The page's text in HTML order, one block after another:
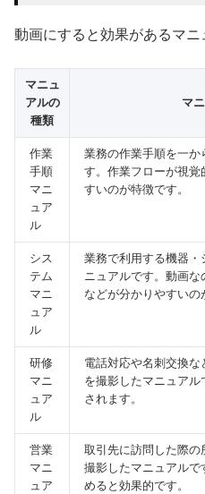
動画にすると効果があるマニ
マニュ
アルの
種類
マ
作業
手順
マニ
ュア
ル
業務の作業手順を一
す。作業フローが視
すいのが特徴です。
シス
テム
マニ
ュア
ル
業務で利用する機器・
ニュアルです。動画
などが分かりやすいの
研修
マニ
ュア
ル
電話対応や名刺交換
を撮影したマニュア
されます。
営業
マニ
ュア
取引先に訪問した際の
撮影したマニュアルで
めると効果的です。